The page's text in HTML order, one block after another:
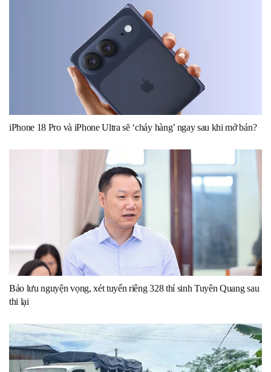
iPhone 18 Pro và iPhone Ultra sẽ ‘cháy hàng’ ngay sau khi mở bán?
Bảo lưu nguyện vọng, xét tuyển riêng 328 thí sinh Tuyên Quang sau
thi lại